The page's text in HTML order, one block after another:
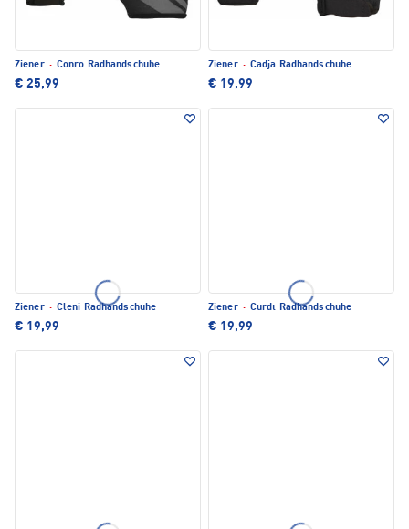
Ziener · Conro Radhandschuhe
€ 25,99
Ziener · Cadja Radhandschuhe
€ 19,99
Ziener · Cleni Radhandschuhe
€ 19,99
Ziener · Curdt Radhandschuhe
€ 19,99